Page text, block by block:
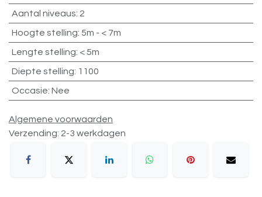
Aantal niveaus: 2
Hoogte stelling: 5m - < 7m
Lengte stelling: < 5m
Diepte stelling: 1100
Occasie: Nee
Algemene voorwaarden
Verzending: 2-3 werkdagen